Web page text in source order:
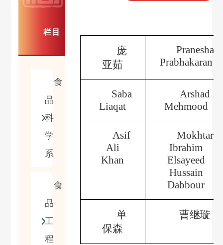
栏目
食
品
科
学
系
食
品
工
程
庞
亚茹
Pranesha
Prabhakaran
Saba
Liaqat
Arshad
Mehmood
Asif
Ali
Khan
Mokhtar
Ibrahim
Elsayeed
Hussain
Dabbour
单
保森
曹继璇